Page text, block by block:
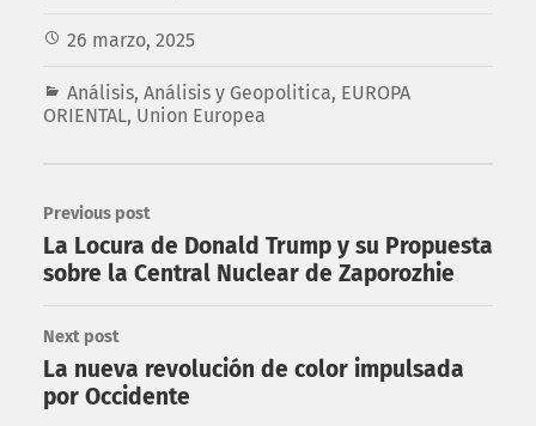
26 marzo, 2025
Análisis, Análisis y Geopolitica, EUROPA
ORIENTAL, Union Europea
Previous post
La Locura de Donald Trump y su Propuesta
sobre la Central Nuclear de Zaporozhie
Next post
La nueva revolución de color impulsada
por Occidente